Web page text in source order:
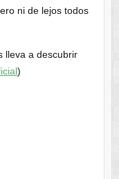
ni de lejos todos
lleva a descubrir
)